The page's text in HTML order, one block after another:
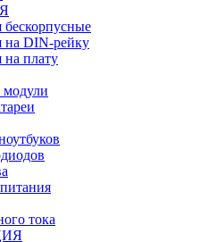
на DIN-рейку
плату
модули
тока